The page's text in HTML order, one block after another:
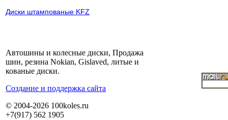
Диски штампованые KFZ
Автошины и колесные диски, Продажа
шин, резина Nokian, Gislaved, литые и
кованые диски.
Cоздание и поддержка сайта
© 2004-2026 100koles.ru
+7(917) 562 1905